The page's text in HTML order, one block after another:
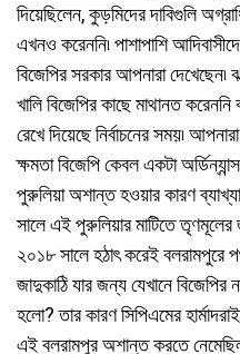
দিয়েছিলেন, কুড়মিদের দাবিগুলি
এখনও করেননি৷ পাশাপাশি
বিজেপির সরকার আপনারা দেখেছেন৷
খালি বিজেপির কাছে মাথানত
রেখে দিয়েছে নির্বাচনের সময়৷
ক্ষমতা বিজেপি কেবল একটা
পুরুলিয়া অশান্ত হওয়ার কারণ
সালে এই পুরুলিয়ার মাটিতে তৃণমূলের
২০১৮ সালে হঠাৎ করেই বলরামপুরে
জাদুকাঠি যার জন্য যেখানে বিজেপির
হলো? তার কারণ সিপিএমের
এই বলরামপুর অশান্ত করতে